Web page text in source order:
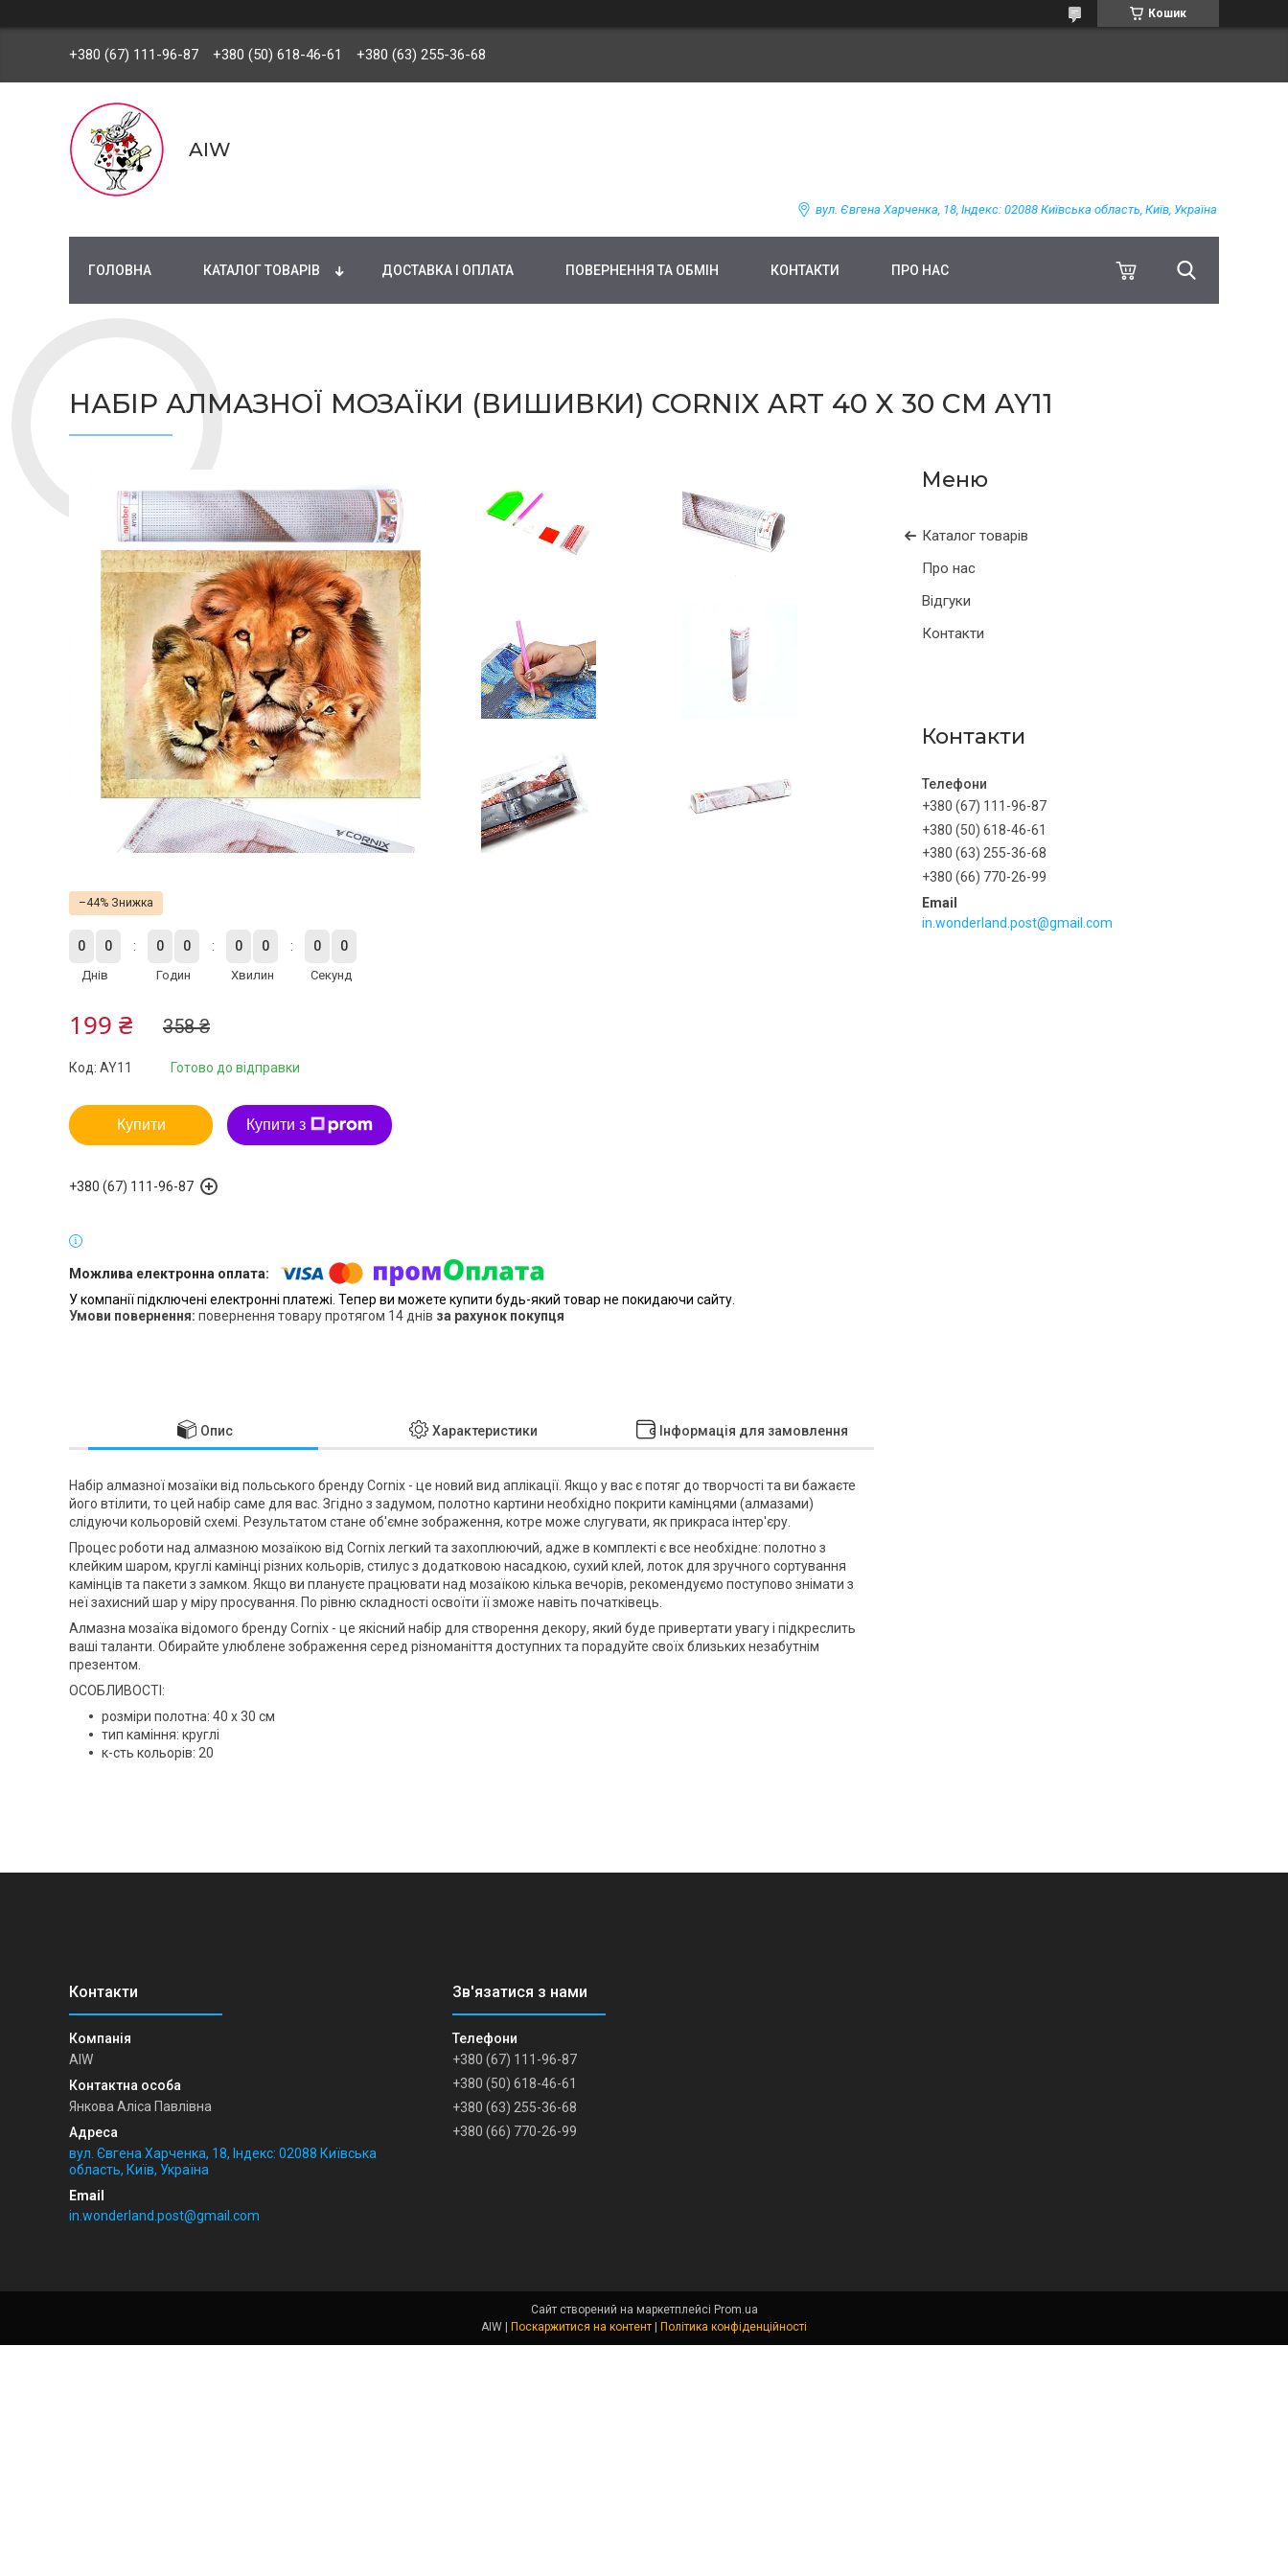
Кошик
+380 (67) 111-96-87 +380 (50) 618-46-61 +380 (63) 255-36-68
AIW
вул. Євгена Харченка, 18, Індекс: 02088 Київська область, Київ, Україна
ГОЛОВНА КАТАЛОГ ТОВАРІВ ДОСТАВКА І ОПЛАТА ПОВЕРНЕННЯ ТА ОБМІН КОНТАКТИ ПРО НАС
НАБІР АЛМАЗНОЇ МОЗАЇКИ (ВИШИВКИ) CORNIX ART 40 X 30 СМ AY11
Каталог товарів
Про нас
Відгуки
Контакти
Контакти
+380 (67) 111-96-87
+380 (50) 618-46-61
+380 (63) 255-36-68
+380 (66) 770-26-99
in.wonderland.post@gmail.com
–44%
0 0
Днів
0 0
Годин
0 0
Хвилин
0 0
Секунд
358 ₴
199 ₴
Готово до відправки
Код: AY11
Купити Купити з
+380 (67) 111-96-87
У компанії підключені електронні платежі. Тепер ви можете купити будь-який товар не покидаючи сайту.
повернення товару протягом 14 днів за рахунок покупця
Опис Характеристики Інформація для замовлення
Набір алмазної мозаїки від польського брендуCornix - це новий вид аплікації. Якщо у вас є потяг до творчості та ви бажаєте
його втілити, то цей набір саме для вас. Згідно з задумом, полотно картини необхідно покрити камінцями (алмазами)
слідуючи кольоровій схемі. Результатом стане об'ємне зображення, котре може слугувати, як прикраса інтер'єру.
Процес роботи над алмазною мозаїкою від Cornixлегкий та захоплюючий, адже в комплекті є все необхідне: полотно з
клейким шаром, круглі камінці різних кольорів, стилус з додатковою насадкою, сухий клей, лоток для зручного сортування
камінців та пакети з замком. Якщо ви плануєте працювати над мозаїкою кілька вечорів, рекомендуємо поступово знімати з
неї захисний шар у міру просування. По рівню складності освоїти її зможе навіть початківець.
Алмазна мозаїка відомого брендуCornix - це якісний набір для створення декору, який буде привертати увагу і підкреслить
ваші таланти. Обирайте улюблене зображення серед різноманіття доступних та порадуйте своїх близьких незабутнім
презентом.
ОСОБЛИВОСТІ:
розміри полотна: 40 x 30 см
тип каміння: круглі
к-сть кольорів: 20
AIW
Янкова Аліса Павлівна
вул. Євгена Харченка, 18, Індекс: 02088 Київська
область, Київ, Україна
in.wonderland.post@gmail.com
+380 (67) 111-96-87
+380 (50) 618-46-61
+380 (63) 255-36-68
+380 (66) 770-26-99
Сайт створений на маркетплейсі Prom.ua
AIW | Поскаржитися на контент | Політика конфіденційності